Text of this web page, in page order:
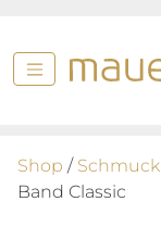
Shop / Schmuck
Band Classic